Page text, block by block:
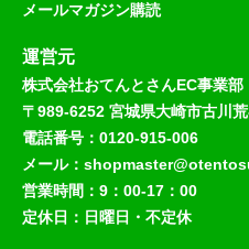
メールマガジン購読
運営元
株式会社おてんとさんEC事業部
〒989-6252 宮城県大崎市古川
電話番号：0120-915-006
メール：
営業時間：9：00-17：00
定休日：日曜日・不定休